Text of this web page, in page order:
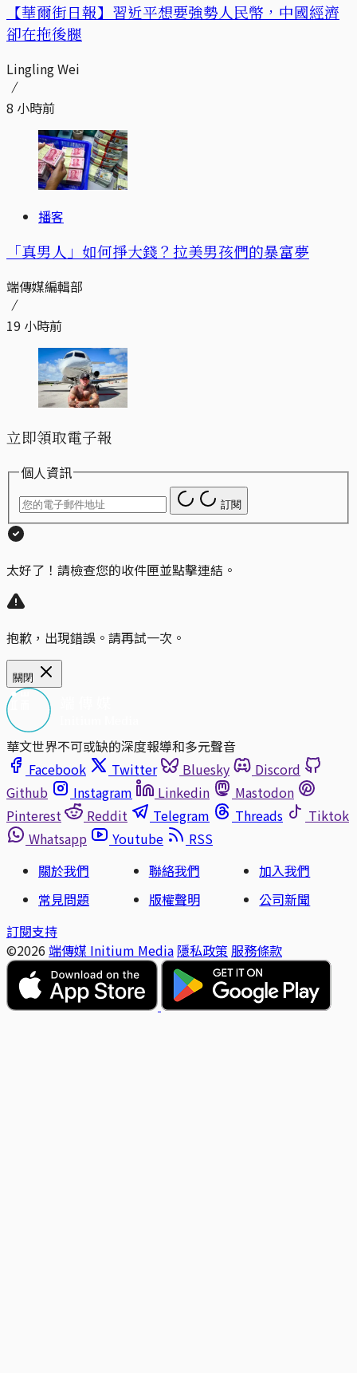
【華爾街日報】習近平想要強勢人民幣，中國經濟
卻在拖後腿
Lingling Wei
8 小時前
播客
「真男人」如何掙大錢？拉美男孩們的暴富夢
端傳媒編輯部
19 小時前
立即領取電子報
個人資訊
訂閱
太好了！請檢查您的收件匣並點擊連結。
抱歉，出現錯誤。請再試一次。
關閉
華文世界不可或缺的深度報導和多元聲音
Facebook
Twitter Bluesky
Discord
Github
Instagram Linkedin
Mastodon
Pinterest
Reddit Telegram Threads
Tiktok
Whatsapp
Youtube
RSS
關於我們
聯絡我們
加入我們
常見問題
版權聲明
公司新聞
訂閱支持
©2026 端傳媒 Initium Media 隱私政策 服務條款